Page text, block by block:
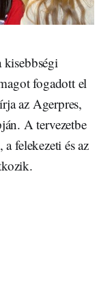
kisebbségi
fogadott el
az Agerpres,
A tervezetbe
felekezeti és az